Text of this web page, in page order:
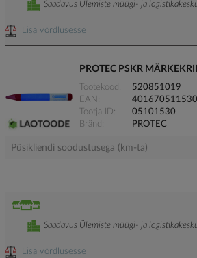
Lisa võrdlusesse
Saadavus Ülemiste müügi- ja
PROTEC PSKR
Tootekood
520851019
EAN
Tootja ID
05101530
Bränd
PROTEC
Püsikliendi soodustusega (km-ta)
Lisa võrdlusesse
Saadavus Ülemiste müügi- ja